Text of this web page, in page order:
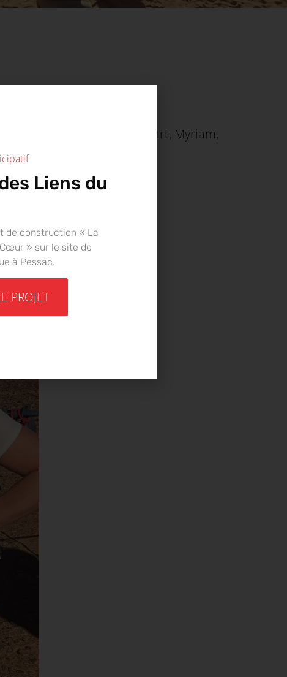
sur la ligne de départ, Myriam,
Liens du
de construction « La
» sur le site de
à Pessac.
PROJET